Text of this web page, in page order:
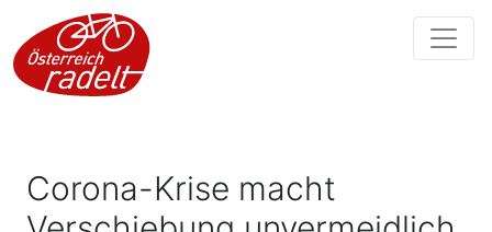
Corona-Krise macht